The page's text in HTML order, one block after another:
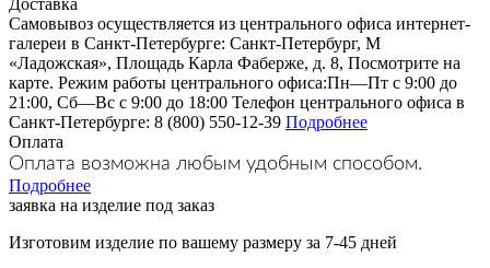
Самовывоз осуществляется из центрального офиса интернет-
галереи в Санкт-Петербурге: Санкт-Петербург, М
«Ладожская», Площадь Карла Фаберже, д. 8, Посмотрите на
карте. Режим работы центрального офиса:Пн—Пт с 9:00 до
21:00, Сб—Вс с 9:00 до 18:00 Телефон центрального офиса в
Санкт-Петербурге: 8 (800) 550-12-39 Подробнее
Оплата
Оплата возможна любым удобным способом.
Подробнее
заявка на изделие под заказ
Изготовим изделие по вашему размеру за 7-45 дней